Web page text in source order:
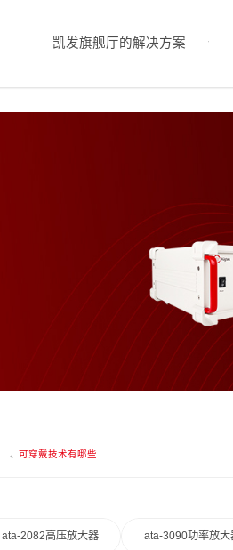
凯发旗舰厅的解决方案
可穿戴技术有哪些
ata-2082高压放大器 ata-3090功率放大